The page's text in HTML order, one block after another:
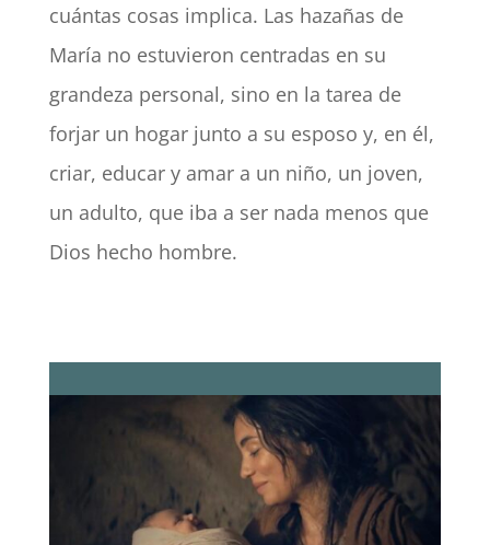
cuántas cosas implica. Las hazañas de
María no estuvieron centradas en su
grandeza personal, sino en la tarea de
forjar un hogar junto a su esposo y, en él,
criar, educar y amar a un niño, un joven,
un adulto, que iba a ser nada menos que
Dios hecho hombre.